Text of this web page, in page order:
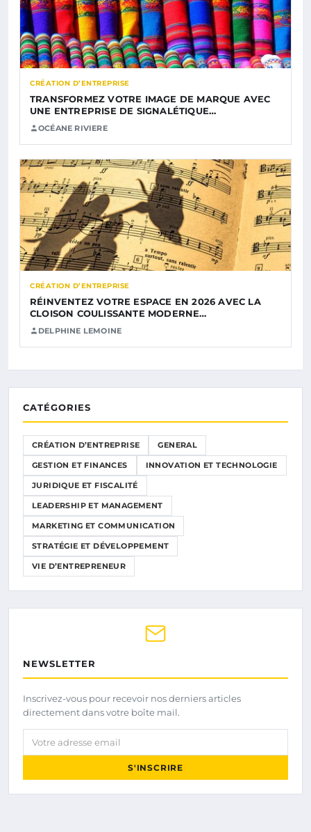
CRÉATION D’ENTREPRISE
TRANSFORMEZ VOTRE IMAGE DE MARQUE AVEC
UNE ENTREPRISE DE SIGNALÉTIQUE…
OCÉANE RIVIERE
CRÉATION D’ENTREPRISE
RÉINVENTEZ VOTRE ESPACE EN 2026 AVEC LA
CLOISON COULISSANTE MODERNE…
DELPHINE LEMOINE
CATÉGORIES
CRÉATION D’ENTREPRISE GENERAL
GESTION ET FINANCES INNOVATION ET TECHNOLOGIE
JURIDIQUE ET FISCALITÉ
LEADERSHIP ET MANAGEMENT
MARKETING ET COMMUNICATION
STRATÉGIE ET DÉVELOPPEMENT
VIE D’ENTREPRENEUR
NEWSLETTER
Inscrivez-vous pour recevoir nos derniers articles
directement dans votre boîte mail.
Votre adresse email
S'INSCRIRE